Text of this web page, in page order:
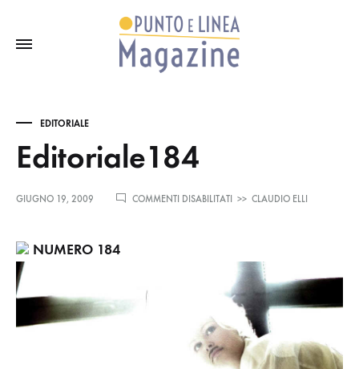
EDITORIALE
Editoriale184
GIUGNO 19, 2009 COMMENTI DISABILITATI
SU
>> CLAUDIO ELLI
NUMERO 184